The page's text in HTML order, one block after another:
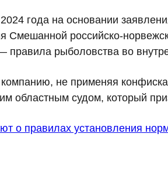
года на основании
Смешанной российско-
рыболовства во
не применяя
областным судом, который
о правилах установления